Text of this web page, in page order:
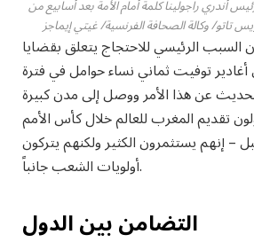
أندري راجولينا كلمة أمام الأمة بعد أسابيع من
تاتو/ وكالة الصحافة الفرنسية/ غيتي إيماجز
السبب الرئيسي للاحتجاج يتعلق بقضايا
توفيت ثماني نساء حوامل في فترة
للحديث عن هذا الأمر ووصل إلى مدن كبيرة
تقديم المغرب للعالم خلال كأس الأمم
– إنهم يستثمرون الكثير ولكنهم يتركون
أولويات الشعب جانباً.
التضامن بين الدول